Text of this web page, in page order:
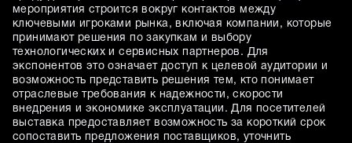
мероприятия строится вокруг контактов между
ключевыми игроками рынка, включая компании, которые
принимают решения по закупкам и выбору
технологических и сервисных партнеров. Для
экспонентов это означает доступ к целевой аудитории и
возможность представить решения тем, кто понимает
отраслевые требования к надежности, скорости
внедрения и экономике эксплуатации. Для посетителей
выставка предоставляет возможность за короткий срок
сопоставить предложения поставщиков, уточнить